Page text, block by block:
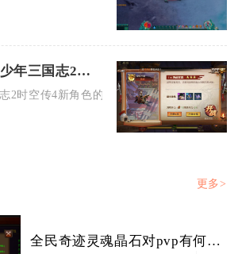
要如何解锁少年三国志2时空传4的新角色
2时空传4新角色的完整流程为完美通关冲霄
更多>
全民奇迹灵魂晶石对pvp有何帮助